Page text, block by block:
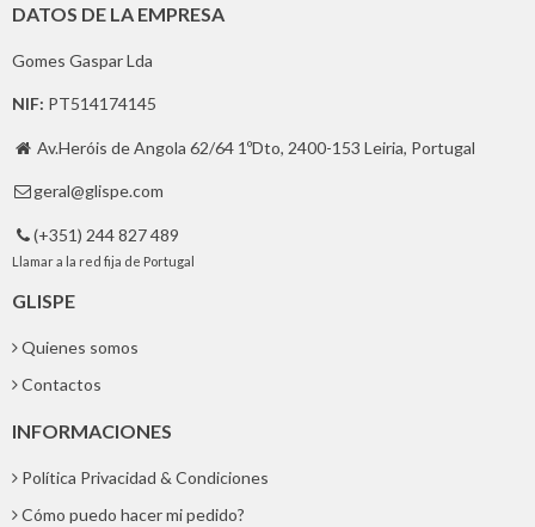
DATOS DE LA EMPRESA
Gomes Gaspar Lda
NIF: PT514174145
 Av.Heróis de Angola 62/64 1ºDto, 2400-153 Leiria, Portugal
 geral@glispe.com
 (+351) 244 827 489
Llamar a la red fija de Portugal
GLISPE
Quienes somos
Contactos
INFORMACIONES
Política Privacidad & Condiciones
Cómo puedo hacer mi pedido?